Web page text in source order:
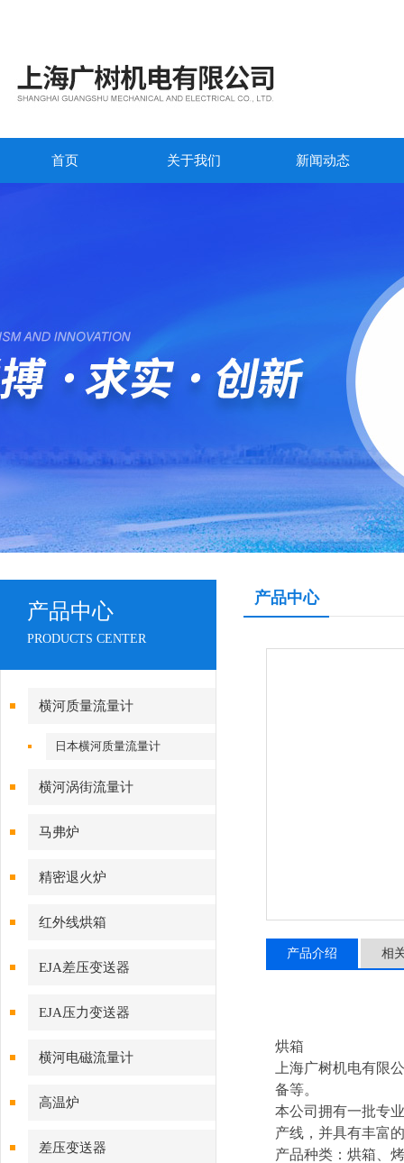
首页 关于我们 新闻动态
产品中心
PRODUCTS CENTER
横河质量流量计
日本横河质量流量计
横河涡街流量计
马弗炉
精密退火炉
红外线烘箱
EJA差压变送器
EJA压力变送器
横河电磁流量计
高温炉
差压变送器
产品中心
产品介绍 相
烘箱
上海广树机电有限
备等。
本公司拥有一批专
产线，并具有丰富
产品种类：烘箱、